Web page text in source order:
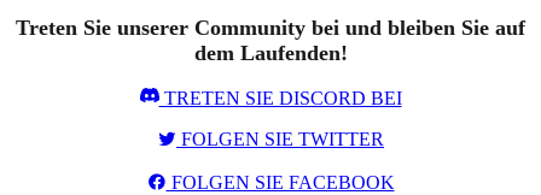
Treten Sie unserer Community bei und bleiben Sie auf
dem Laufenden!
TRETEN SIE DISCORD BEI
FOLGEN SIE TWITTER
FOLGEN SIE FACEBOOK